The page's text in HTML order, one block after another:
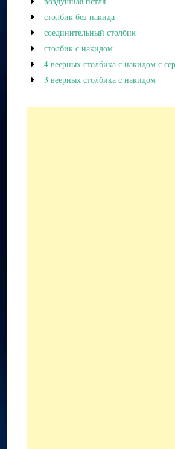
столбик без накида
соединительный столбик
столбик с накидом
4 веерных столбика с накидом с
3 веерных столбика с накидом